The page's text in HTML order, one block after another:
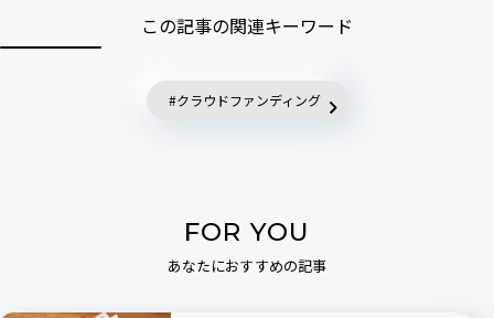
この記事の関連キーワード
クラウドファンディング
FOR YOU
あなたにおすすめの記事